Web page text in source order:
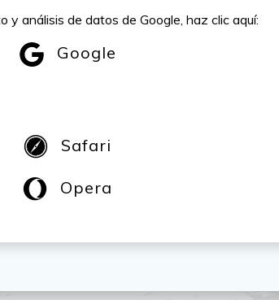
y análisis de datos de Google, haz clic aquí:
Google
Safari
Opera